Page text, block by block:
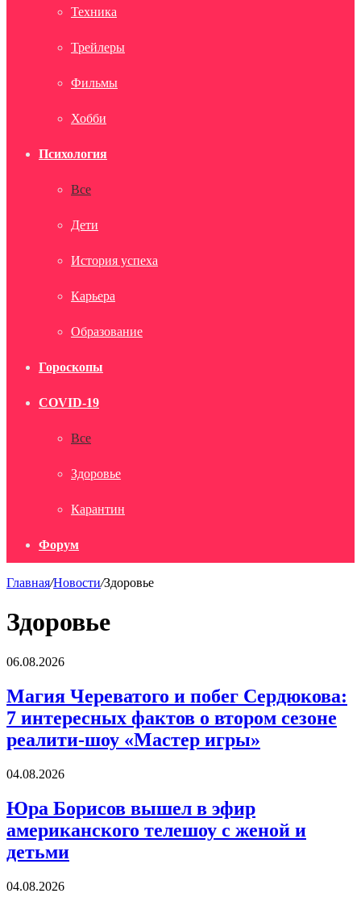
Техника
Трейлеры
Фильмы
Хобби
Психология
Все
Дети
История успеха
Карьера
Образование
Гороскопы
COVID-19
Все
Здоровье
Карантин
Форум
Главная/Новости/Здоровье
Здоровье
Магия
и
побег
Сердюкова:
интересных
о
сезоне
реалити-
шоу
«Мастер
игры»
06.08.2026
Магия Череватого и побег Сердюкова:
7 интересных фактов о втором сезоне
реалити-шоу «Мастер игры»
Юра
вышел
в
эфир
телешоу
женой
04.08.2026
Юра Борисов вышел в эфир
американского телешоу с женой и
детьми
Ушла
04.08.2026